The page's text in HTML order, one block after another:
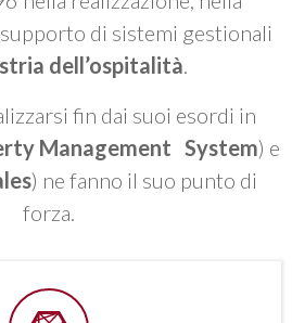
di sistemi gestionali
dell’ospitalità
fin dai suoi esordi in
Management System) e
) ne fanno il suo punto di
forza.